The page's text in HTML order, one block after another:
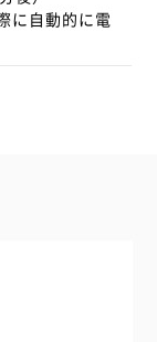
に自動的に電